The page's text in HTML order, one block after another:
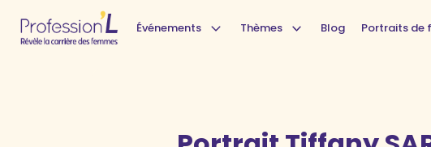
Événements Thèmes Blog Portraits de